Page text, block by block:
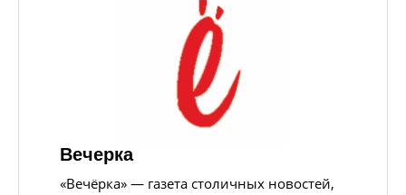
Вечерка
«Вечёрка» — газета столичных новостей,